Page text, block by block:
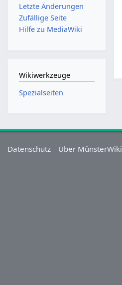
Letzte Änderungen
Zufällige Seite
Hilfe zu MediaWiki
Wikiwerkzeuge
Spezialseiten
Datenschutz Über MünsterWiki